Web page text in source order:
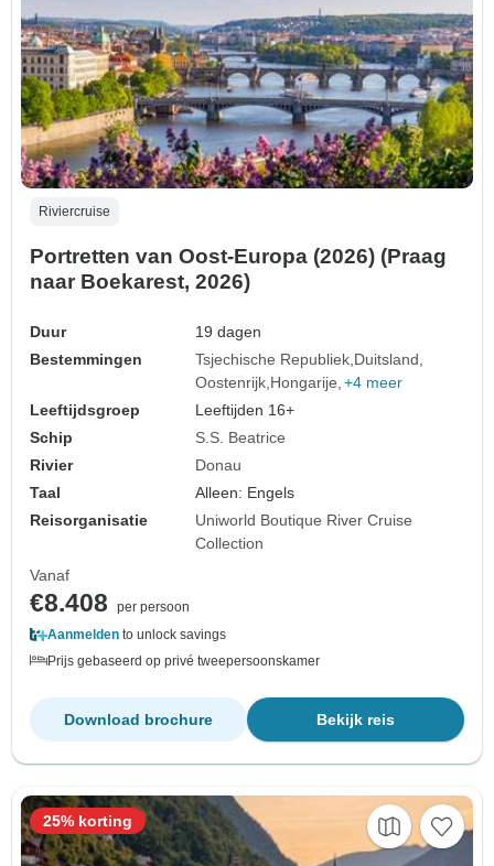
Riviercruise
Portretten van Oost-Europa (2026) (Praag
naar Boekarest, 2026)
Duur
19 dagen
Bestemmingen
Tsjechische Republiek Duitsland
Oostenrijk Hongarije +4 meer
Leeftijdsgroep
Leeftijden 16+
Schip
S.S. Beatrice
Rivier
Donau
Taal
Alleen: Engels
Reisorganisatie
Uniworld Boutique River Cruise
Collection
Vanaf
€8.408
per persoon
Aanmelden to unlock savings
Prijs gebaseerd op privé tweepersoonskamer
Bekijk reis
Download brochure
25% korting